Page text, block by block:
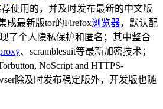
使用的，并及时发布最新的中文版
成最新版tor的Firefox浏览器，默认配
了个人隐私保护和匿名；其中整合
、scramblesuit等最新加密技术；
NoScript and HTTPS-
除及时发布稳定版外，开发版也随